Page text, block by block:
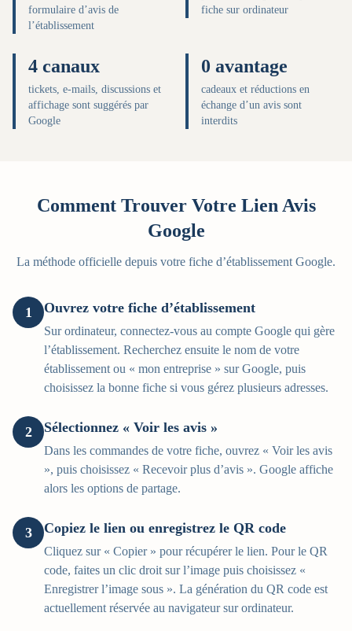
formulaire d’avis de
l’établissement
fiche sur ordinateur
4 canaux
tickets, e-mails, discussions et
affichage sont suggérés par
Google
0 avantage
cadeaux et réductions en
échange d’un avis sont
interdits
Comment Trouver Votre Lien Avis
Google
La méthode officielle depuis votre fiche d’établissement Google.
1 Ouvrez votre fiche d’établissement
Sur ordinateur, connectez-vous au compte Google qui gère
l’établissement. Recherchez ensuite le nom de votre
établissement ou « mon entreprise » sur Google, puis
choisissez la bonne fiche si vous gérez plusieurs adresses.
2 Sélectionnez « Voir les avis »
Dans les commandes de votre fiche, ouvrez « Voir les avis
», puis choisissez « Recevoir plus d’avis ». Google affiche
alors les options de partage.
3 Copiez le lien ou enregistrez le QR code
Cliquez sur « Copier » pour récupérer le lien. Pour le QR
code, faites un clic droit sur l’image puis choisissez «
Enregistrer l’image sous ». La génération du QR code est
actuellement réservée au navigateur sur ordinateur.